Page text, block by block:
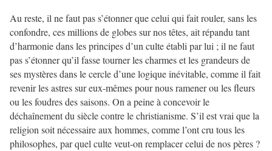
Au reste, il ne faut pas s’étonner que celui qui fait rouler, sans les
confondre, ces millions de globes sur nos têtes, ait répandu tant
d’harmonie dans les principes d’un culte établi par lui ; il ne faut
pas s’étonner qu’il fasse tourner les charmes et les grandeurs de
ses mystères dans le cercle d’une logique inévitable, comme il fait
revenir les astres sur eux-mêmes pour nous ramener ou les fleurs
ou les foudres des saisons. On a peine à concevoir le
déchaînement du siècle contre le christianisme. S’il est vrai que la
religion soit nécessaire aux hommes, comme l’ont cru tous les
philosophes, par quel culte veut-on remplacer celui de nos pères ?